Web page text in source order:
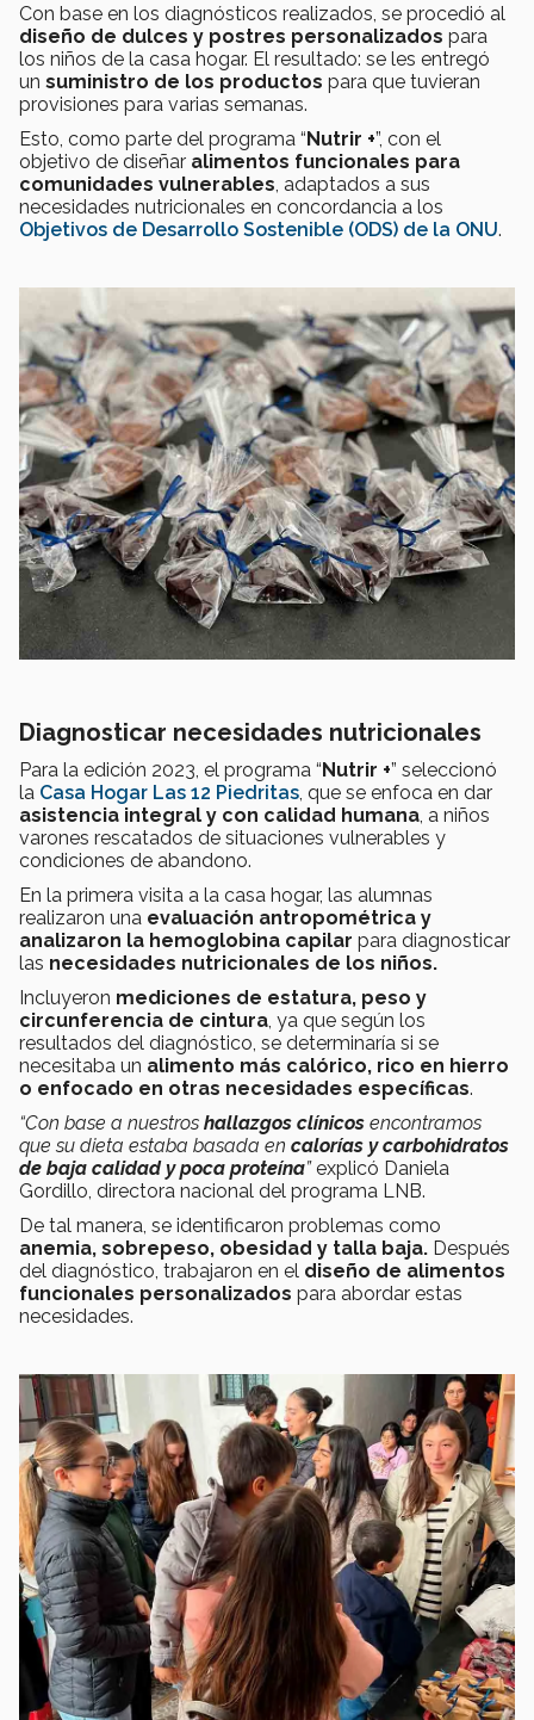
Con base en los diagnósticos realizados, se procedió al
diseño de dulces y postres personalizados para
los niños de la casa hogar. El resultado: se les entregó
un suministro de los productos para que tuvieran
provisiones para varias semanas.
Esto, como parte del programa “Nutrir +”, con el
objetivo de diseñar alimentos funcionales para
comunidades vulnerables , adaptados a sus
necesidades nutricionales en concordancia a los
Objetivos de Desarrollo Sostenible (ODS) de la ONU.
Diagnosticar necesidades nutricionales
Para la edición 2023, el programa “Nutrir +” seleccionó
la Casa Hogar Las 12 Piedritas , que se enfoca en dar
asistencia integral y con calidad humana , a niños
varones rescatados de situaciones vulnerables y
condiciones de abandono.
En la primera visita a la casa hogar, las alumnas
realizaron una evaluación antropométrica y
analizaron la hemoglobina capilar para diagnosticar
las necesidades nutricionales de los niños.
Incluyeron mediciones de estatura, peso y
circunferencia de cintura , ya que según los
resultados del diagnóstico, se determinaría si se
necesitaba un alimento más calórico, rico en hierro
o enfocado en otras necesidades específicas.
“Con base a nuestros hallazgos clínicos encontramos
que su dieta estaba basada en calorías y carbohidratos
de baja calidad y poca proteína”explicó Daniela
Gordillo, directora nacional del programa LNB.
De tal manera, se identificaron problemas como
anemia, sobrepeso, obesidad y talla baja. Después
del diagnóstico, trabajaron en el diseño de alimentos
funcionales personalizados para abordar estas
necesidades.